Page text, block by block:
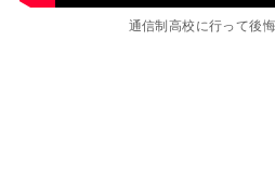
通信制高校に行って後